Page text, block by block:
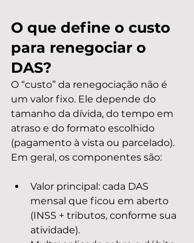
O que define o custo
para renegociar o
DAS?
O “custo” da renegociação não é
um valor fixo. Ele depende do
tamanho da dívida, do tempo em
atraso e do formato escolhido
(pagamento à vista ou parcelado).
Em geral, os componentes são:
Valor principal: cada DAS
mensal que ficou em aberto
(INSS + tributos, conforme sua
atividade).